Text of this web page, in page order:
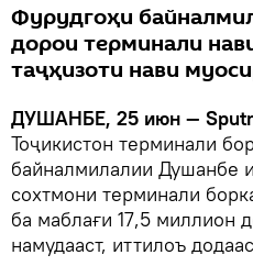
Фурудгоҳи
дорои терминали
таҷҳизоти нави
ДУШАНБЕ, 25 июн —
Тоҷикистон терминали
байналмилалии Душанбе
сохтмони терминали
ба маблағи 17,5 миллион
намудааст, иттилоъ